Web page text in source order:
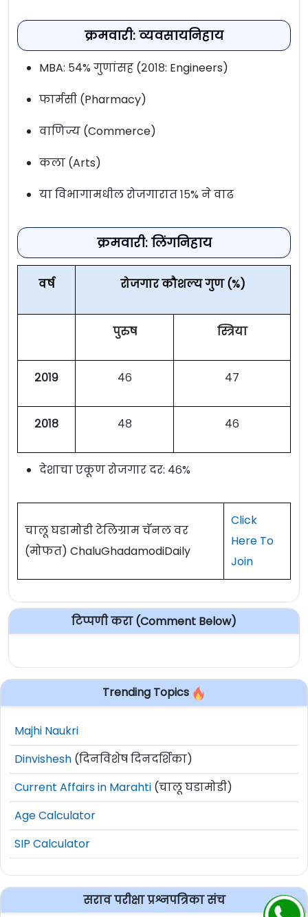
क्रमवारी: व्यवसायनिहाय
MBA: ५४% गुणांसह (२०१८: Engineers)
फार्मसी (Pharmacy)
वाणिज्य (Commerce)
कला (Arts)
या विभागामधील रोजगारात १५% ने वाढ
क्रमवारी: लिंगनिहाय
वर्ष रोजगार कौशल्य गुण (%)
पुरुष स्त्रिया
२०१९ ४६ ४७
२०१८ ४८ ४६
देशाचा एकूण रोजगार दर: ४६%
चालू घडामोडी टेलिग्राम चॅनल वर
(मोफत) ChaluGhadamodiDaily
Click
Here To
Join
टिप्पणी करा (Comment Below)
Trending Topics
Majhi Naukri
Dinvishesh (दिनविशेष दिनदर्शिका)
Current Affairs in Marahti (चालू घडामोडी)
Age Calculator
SIP Calculator
सराव परीक्षा प्रश्नपत्रिका संच